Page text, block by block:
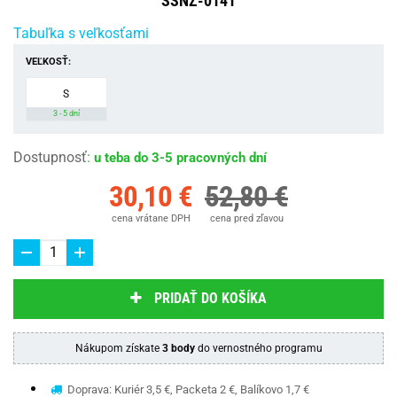
Tabuľka s veľkosťami
VEĽKOSŤ:
S
3 - 5 dní
Dostupnosť: u teba do 3-5 pracovných dní
30,10 €
cena vrátane DPH
52,80 €
cena pred zľavou
PRIDAŤ DO KOŠÍKA
Nákupom získate 3 bodydo vernostného programu
Doprava: Kuriér 3,5 €, Packeta 2 €, Balíkovo 1,7 €